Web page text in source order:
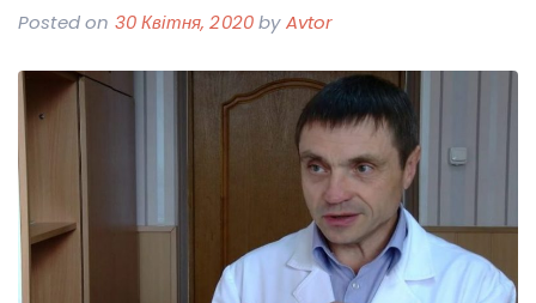
Posted on 30 Квітня, 2020byAvtor